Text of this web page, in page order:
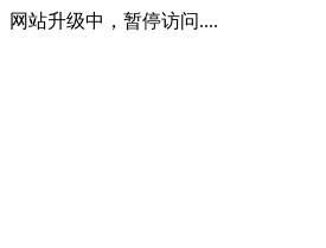
网站升级中，暂停访问....